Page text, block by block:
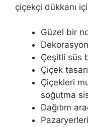
çiçekçi dükkanı
Güzel bir
Çeşitli süs
Çiçek
Çiçekleri
soğutma
Dağıtım